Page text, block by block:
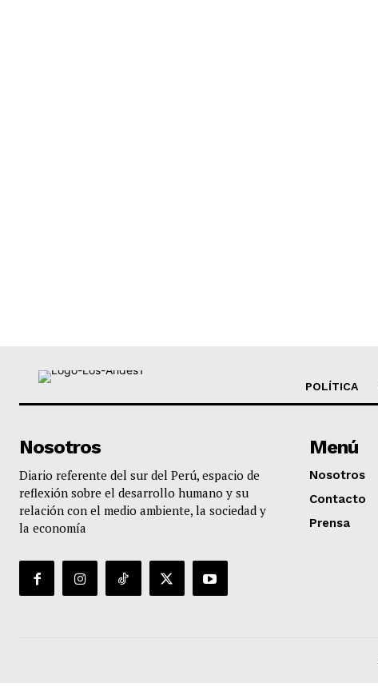
POLÍTICA
Nosotros
Diario referente del sur del Perú, espacio de
reflexión sobre el desarrollo humano y su
relación con el medio ambiente, la sociedad y
la economía
Menú
Nosotros
Contacto
Prensa